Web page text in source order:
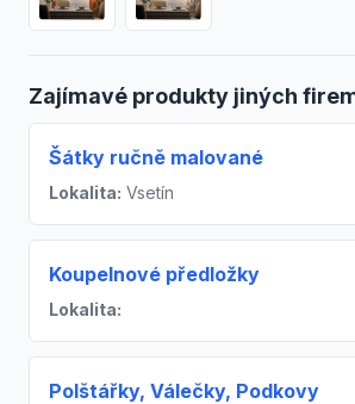
Zajímavé produkty jiných
Šátky ručně malované
Lokalita: Vsetín
Koupelnové předložky
Lokalita:
Polštářky, Válečky, Podkovy